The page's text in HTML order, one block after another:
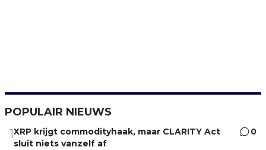
POPULAIR NIEUWS
1XRP krijgt commodityhaak, maar CLARITY Act
sluit niets vanzelf af
0